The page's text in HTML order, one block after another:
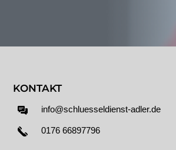
KONTAKT
info@schluesseldienst-adler.de
0176 66897796